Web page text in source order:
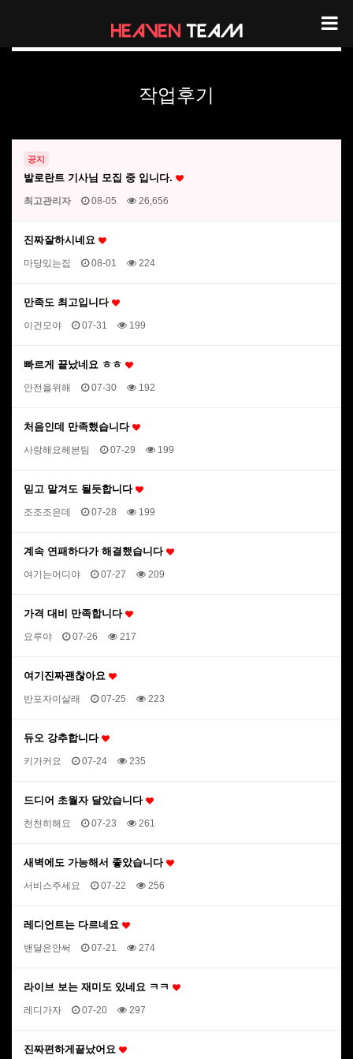
작업후기
공지
발로란트 기사님 모집 중 입니다.
최고관리자 08-05 26,656
진짜잘하시네요
마당있는집 08-01 224
만족도 최고입니다
이건모야 07-31 199
빠르게 끝났네요 ㅎㅎ
안전을위해 07-30 192
처음인데 만족했습니다
사랑해요헤븐팀 07-29 199
믿고 맡겨도 될듯합니다
조조조은데 07-28 199
계속 연패하다가 해결했습니다
여기는어디야 07-27 209
가격 대비 만족합니다
요루야 07-26 217
여기진짜괜찮아요
반포자이살래 07-25 223
듀오 강추합니다
키가커요 07-24 235
드디어 초월자 달았습니다
천천히해요 07-23 261
새벽에도 가능해서 좋았습니다
서비스주세요 07-22 256
레디언트는 다르네요
밴달은안써 07-21 274
라이브 보는 재미도 있네요 ㅋㅋ
레디가자 07-20 297
진짜편하게끝났어요